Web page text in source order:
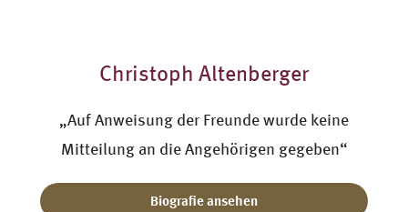
Christoph Altenberger
„Auf Anweisung der Freunde wurde keine
Mitteilung an die Angehörigen gegeben“
Biografie ansehen